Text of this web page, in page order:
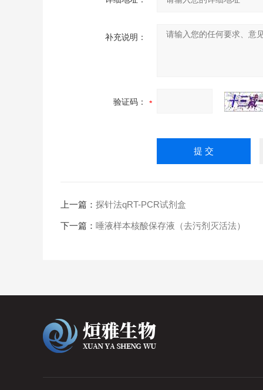
补充说明：
验证码：
上一篇： 探针法qRT-PCR试剂盒
下一篇： 唾液样本核酸保存液（去污剂灭活法）